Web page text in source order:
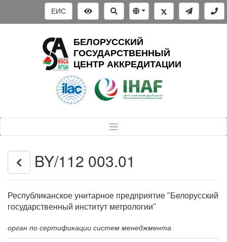
ЕИС
БЕЛОРУССКИЙ
ГОСУДАРСТВЕННЫЙ
ЦЕНТР АККРЕДИТАЦИИ
BY/112 003.01
Республиканское унитарное предприятие "Белорусский
государственный институт метрологии"
орган по сертификации систем менеджмента